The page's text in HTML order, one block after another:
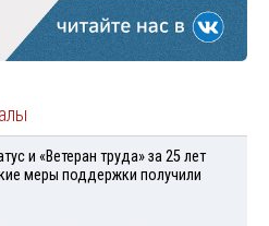
и «Ветеран труда» за 25 лет
меры поддержки получили